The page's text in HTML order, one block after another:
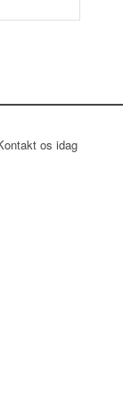
os idag